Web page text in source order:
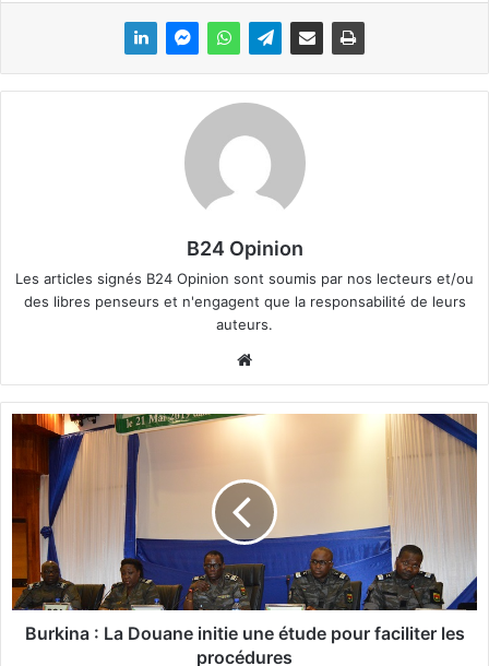
B24 Opinion
Les articles signés B24 Opinion sont soumis par nos lecteurs et/ou
des libres penseurs et n'engagent que la responsabilité de leurs
auteurs.
bsi
te
B
u
r
i
:
Burkina : La Douane initie une étude pour faciliter les
procédures